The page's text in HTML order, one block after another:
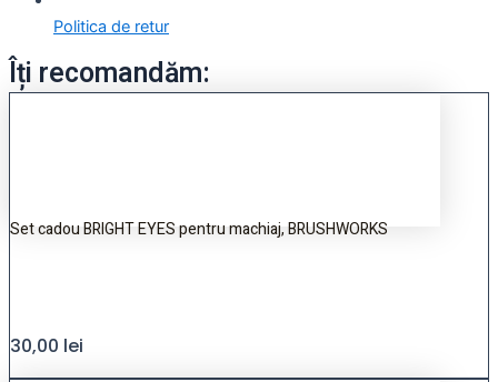
Politica de retur
Îți recomandăm:
Set cadou BRIGHT EYES pentru machiaj, BRUSHWORKS
30,00 lei